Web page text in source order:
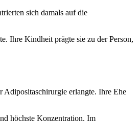
sich damals auf die
Ihre Kindheit prägte sie zu der Person,
Adipositaschirurgie erlangte. Ihre Ehe
höchste Konzentration. Im